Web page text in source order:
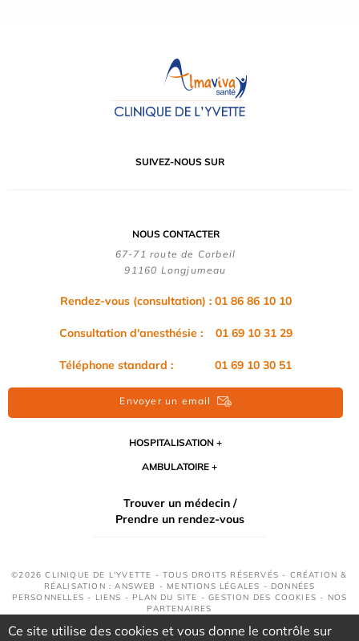
SUIVEZ-NOUS SUR
NOUS CONTACTER
67-71 route de Corbeil
91160 Longjumeau
Rendez-vous (consultation) : 01 86 86 10 10
Consultation d'anesthésie : 01 69 10 31 29
Téléphone standard : 01 69 10 30 51
Envoyer un email
HOSPITALISATION
AMBULATOIRE
Trouver un médecin /
Prendre un rendez-vous
©2026 CLINIQUE DE L'YVETTE - TOUS DROITS RÉSERVÉS - CRÉATION &
RÉALISATION : ANSWEB - MENTIONS LÉGALES - DONNÉES
PERSONNELLES - LIENS - PLAN DU SITE -GESTION DES COOKIES - NOS
PARTENAIRES
Ce site utilise des cookies et vous donne le contrôle sur